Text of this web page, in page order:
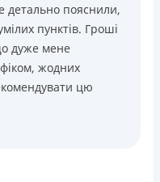
детально пояснили,
пунктів. Гроші
дуже мене
жодних
цю